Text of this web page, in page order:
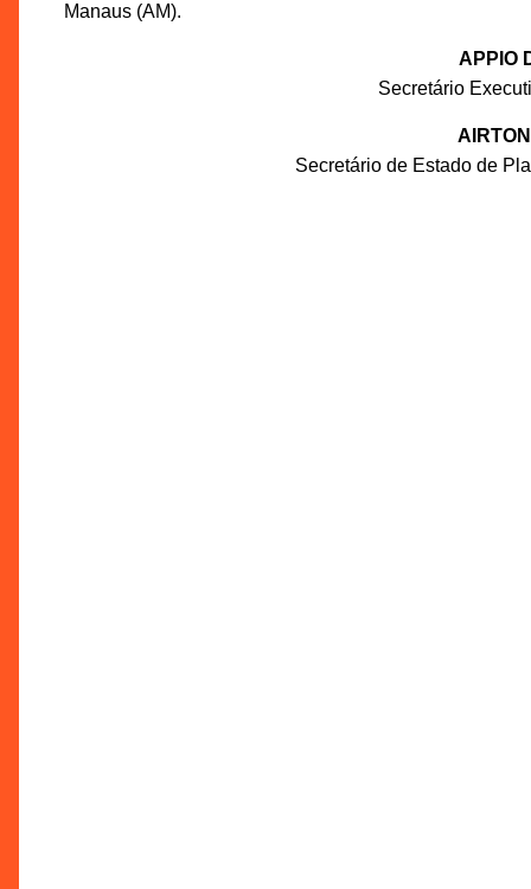
Manaus (AM).
APPIO
Secretário
Secretário de Estado de